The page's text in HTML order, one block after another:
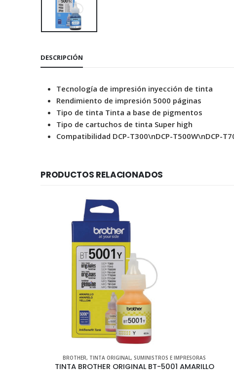
DESCRIPCIÓN
Tecnología de impresión inyección de tinta
Rendimiento de impresión 5000 páginas
Tipo de tinta Tinta a base de pigmentos
Tipo de cartuchos de tinta Super high
Compatibilidad DCP-T300\nDCP-T500W\nDCP-
PRODUCTOS RELACIONADOS
BROTHER, TONER ORIGINAL,SUMINISTROS E IMPRESORAS
TONER BROTHER ORIGINAL TN-433 MAGENTA